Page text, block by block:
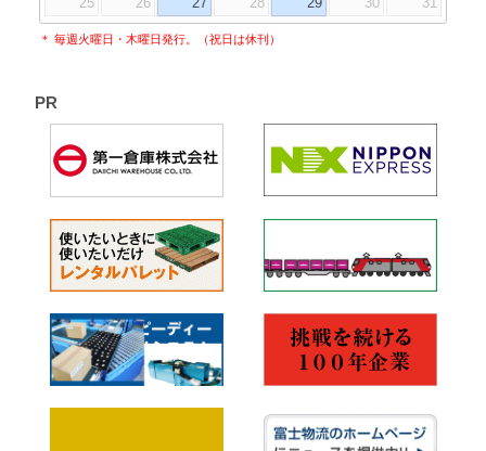
25 26 27 28 29 30 31
＊ 毎週火曜日・木曜日発行。（祝日は休刊）